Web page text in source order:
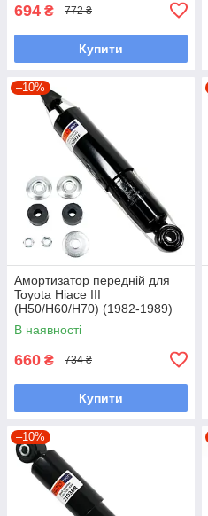
694 ₴ 772 ₴
Купити
–10%
Амортизатор передній для
Toyota Hiace III
(H50/H60/H70) (1982-1989)
для двигунів 1.8-2.4L
В наявності
660 ₴ 734 ₴
Купити
–10%